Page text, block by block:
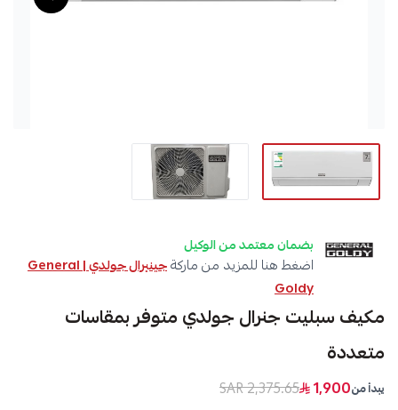
بضمان معتمد من الوكيل
اضغط هنا للمزيد من ماركة
جينيرال جولدي | General
Goldy
مكيف سبليت جنرال جولدي متوفر بمقاسات
متعددة
يبدأ من1,900
2,375.65 SAR